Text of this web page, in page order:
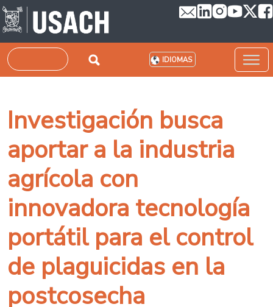
Pasar al contenido principal
Buscar IDIOMAS
Investigación busca
aportar a la industria
agrícola con
innovadora tecnología
portátil para el control
de plaguicidas en la
postcosecha